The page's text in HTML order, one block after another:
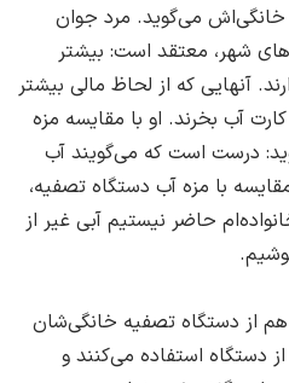
خانگی‌اش می‌گوید. مرد جوان
شهر، ‌معتقد است: ‌بیشتر
آنهایی که از لحاظ مالی بیشتر
آب بخرند. او با مقایسه مزه
درست است که می‌گویند آب
با مزه آب دستگاه تصفیه،
حاضر نیستیم آبی غیر از
از دستگاه تصفیه خانگی‌شان
دستگاه استفاده می‌کنند و